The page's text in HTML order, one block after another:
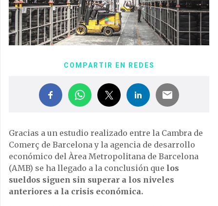
COMPARTIR EN REDES
Gracias a un estudio realizado entre la Cambra de
Comerç de Barcelona y la agencia de desarrollo
económico del Àrea Metropolitana de Barcelona
(AMB) se ha llegado a la conclusión que los
sueldos siguen sin superar a los niveles
anteriores a la crisis económica.